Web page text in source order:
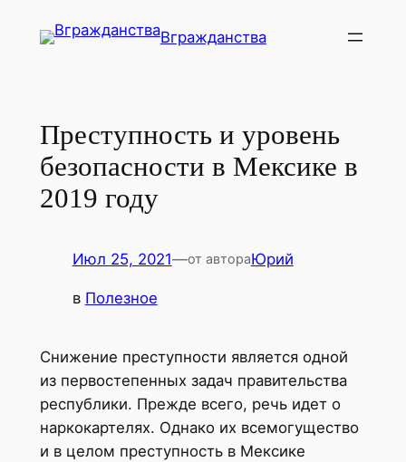
Вгражданства
Преступность и уровень
безопасности в Мексике в
2019 году
Июл 25, 2021—от автораЮрий
в Полезное
Снижение преступности является одной
из первостепенных задач правительства
республики. Прежде всего, речь идет о
наркокартелях. Однако их всемогущество
и в целом преступность в Мексике